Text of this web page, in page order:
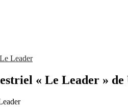
Leader
« Le Leader »